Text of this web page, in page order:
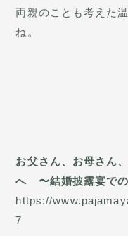
両親のことも考えた
ね。
お父さん、お母さん
へ 〜結婚披露宴で
https://
7